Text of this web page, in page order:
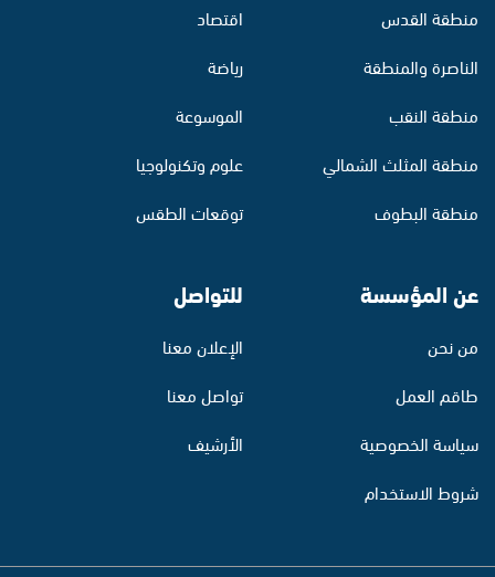
منطقة القدس
الناصرة والمنطقة
منطقة النقب
منطقة المثلث الشمالي
منطقة البطوف
اقتصاد
رياضة
الموسوعة
علوم وتكنولوجيا
توقعات الطقس
عن المؤسسة
من نحن
طاقم العمل
سياسة الخصوصية
شروط الاستخدام
للتواصل
الإعلان معنا
تواصل معنا
الأرشيف